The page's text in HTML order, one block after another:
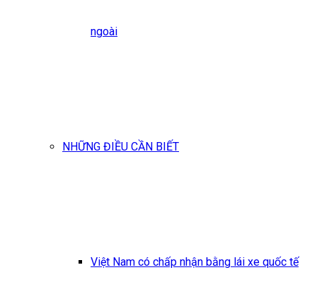
ngoài
NHỮNG ĐIỀU CẦN BIẾT
Việt Nam có chấp nhận bằng lái xe quốc tế